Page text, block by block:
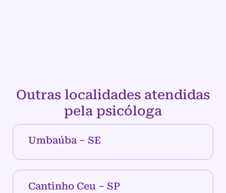
Outras localidades atendidas
pela psicóloga
Umbaúba – SE
Cantinho Ceu – SP